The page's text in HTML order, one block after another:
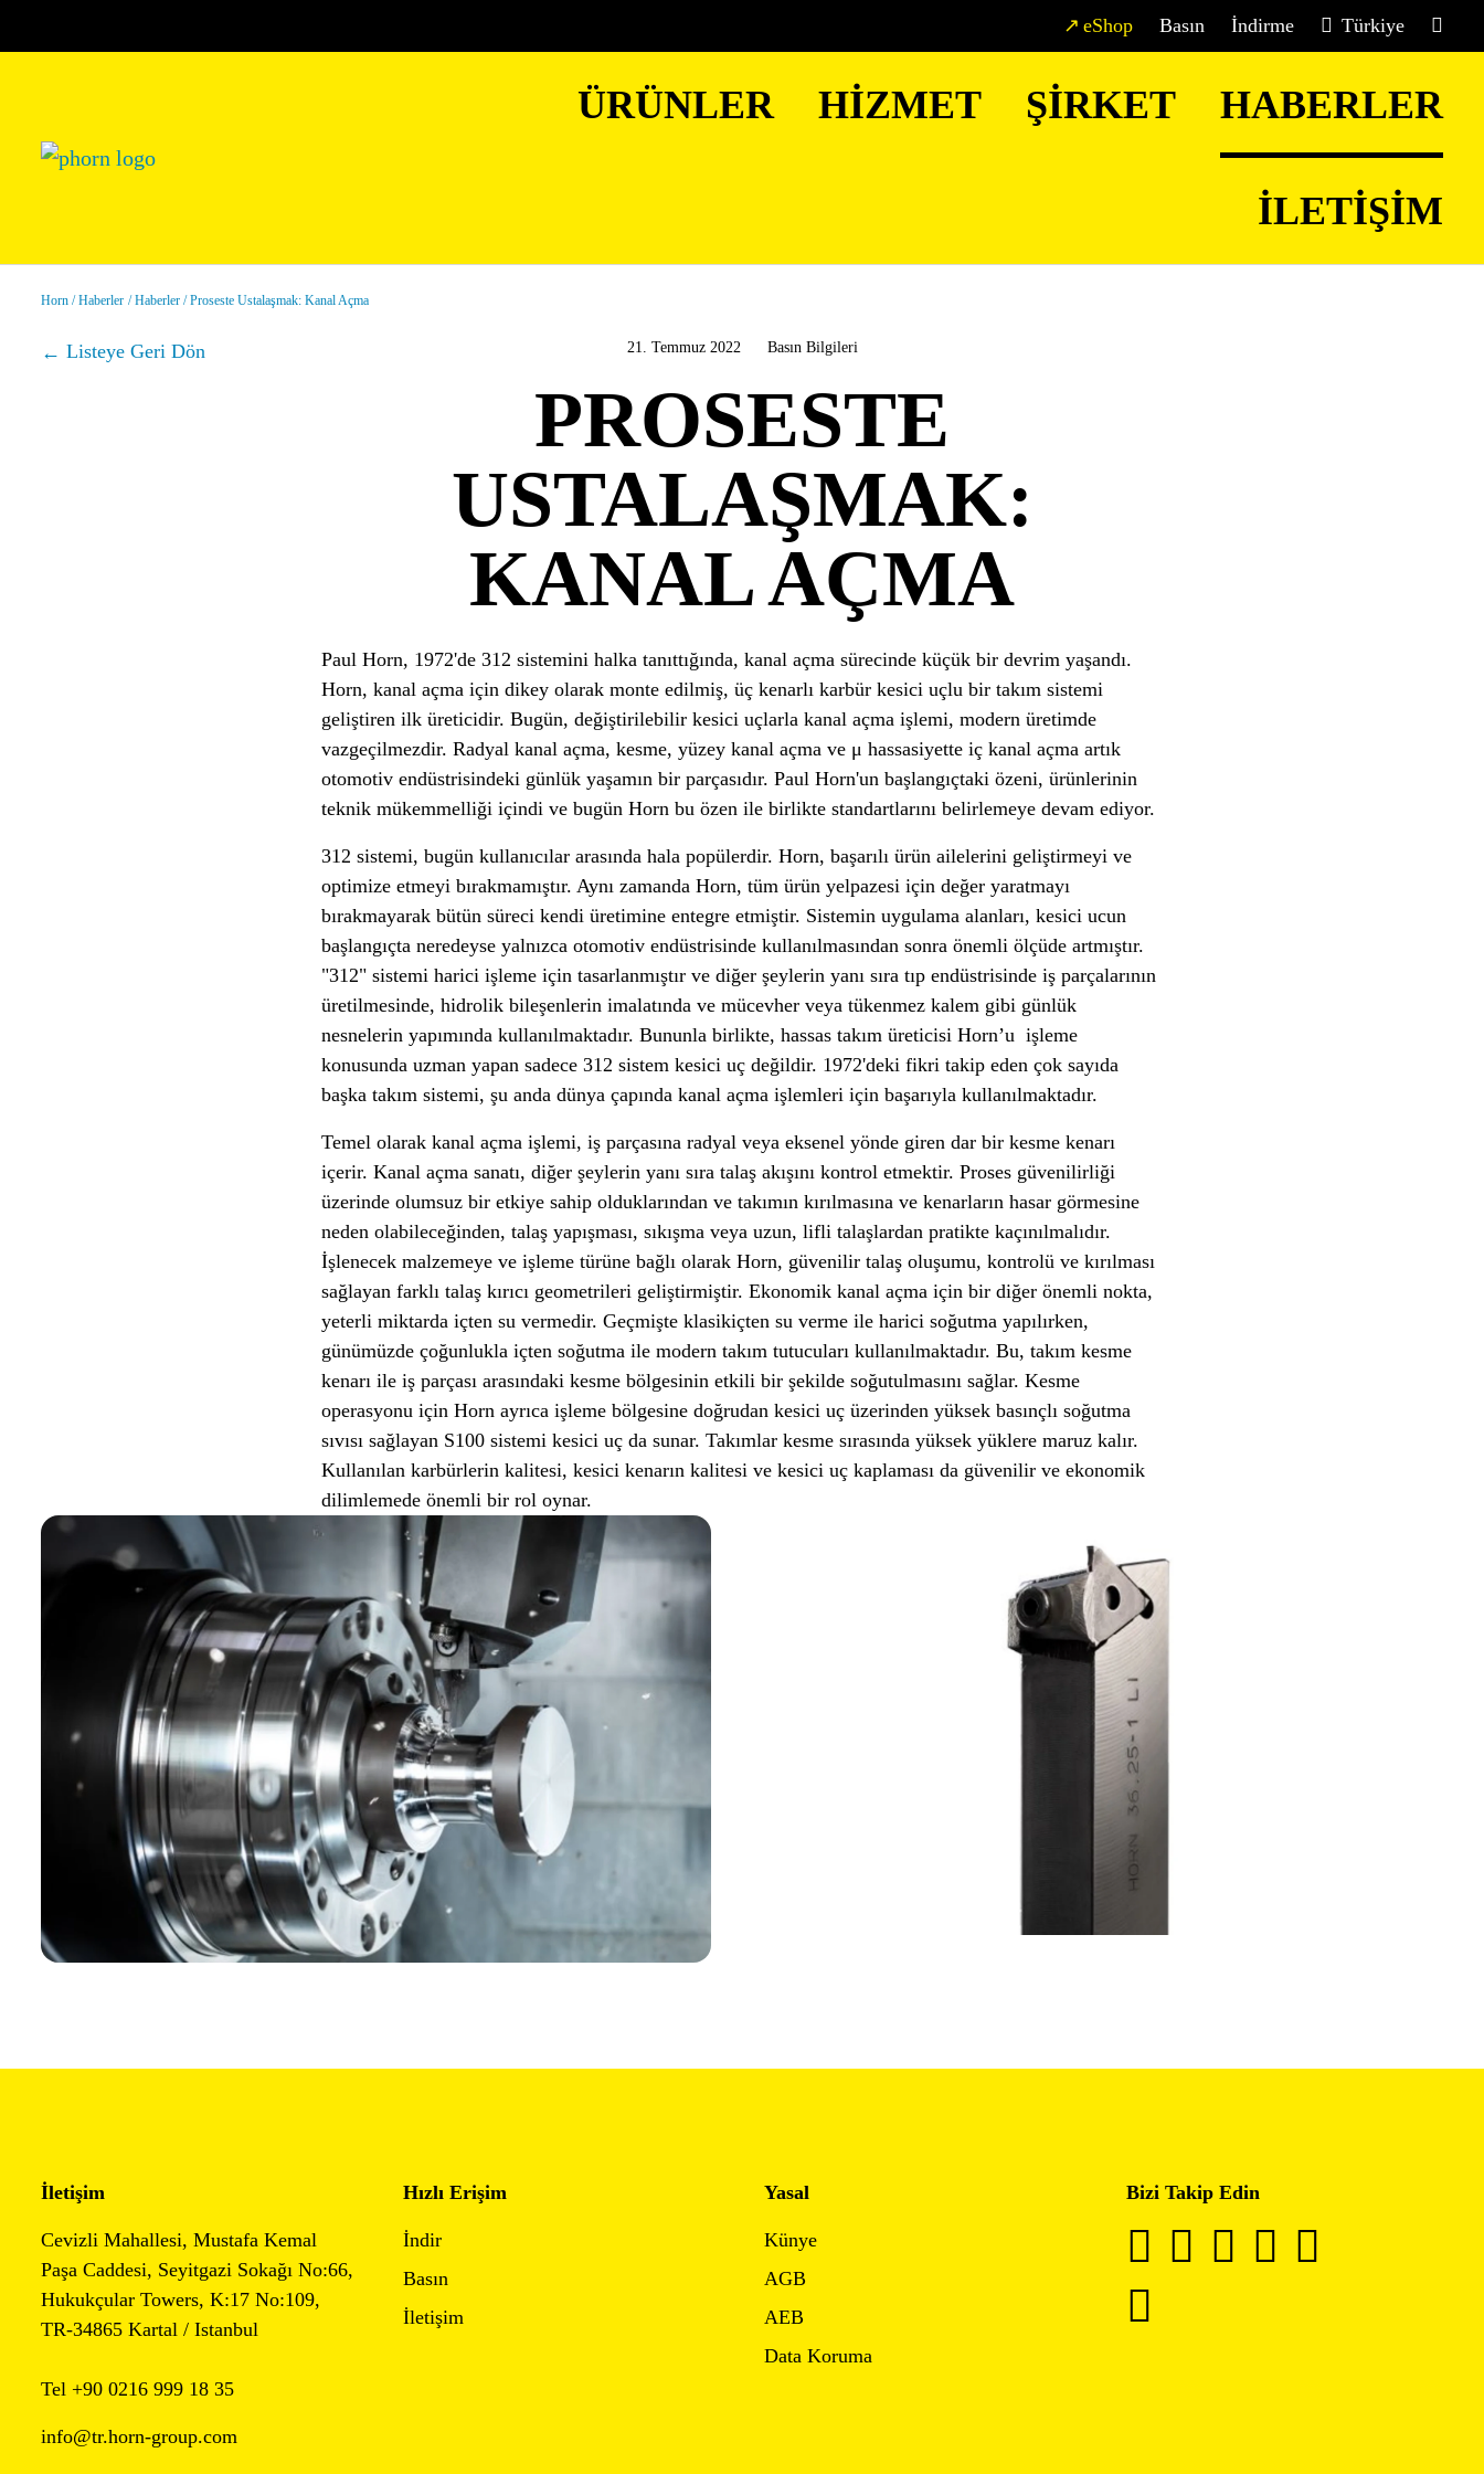
eShop Basın İndirme Türkiye
ÜRÜNLER HIZMET ŞIRKET HABERLER
İLETIŞIM
Horn Haberler Haberler Proseste Ustalaşmak: Kanal Açma
Listeye Geri Dön 21. Temmuz 2022 Basın Bilgileri
PROSESTE
USTALAŞMAK:
KANAL AÇMA
Paul Horn, 1972'de 312 sistemini halka tanıttığında, kanal açma sürecinde küçük bir devrim yaşandı.
Horn, kanal açma için dikey olarak monte edilmiş, üç kenarlı karbür kesici uçlu bir takım sistemi
geliştiren ilk üreticidir. Bugün, değiştirilebilir kesici uçlarla kanal açma işlemi, modern üretimde
vazgeçilmezdir. Radyal kanal açma, kesme, yüzey kanal açma ve μ hassasiyette iç kanal açma artık
otomotiv endüstrisindeki günlük yaşamın bir parçasıdır. Paul Horn'un başlangıçtaki özeni, ürünlerinin
teknik mükemmelliği içindi ve bugün Horn bu özen ile birlikte standartlarını belirlemeye devam ediyor.
312 sistemi, bugün kullanıcılar arasında hala popülerdir. Horn, başarılı ürün ailelerini geliştirmeyi ve
optimize etmeyi bırakmamıştır. Aynı zamanda Horn, tüm ürün yelpazesi için değer yaratmayı
bırakmayarak bütün süreci kendi üretimine entegre etmiştir. Sistemin uygulama alanları, kesici ucun
başlangıçta neredeyse yalnızca otomotiv endüstrisinde kullanılmasından sonra önemli ölçüde artmıştır.
"312" sistemi harici işleme için tasarlanmıştır ve diğer şeylerin yanı sıra tıp endüstrisinde iş parçalarının
üretilmesinde, hidrolik bileşenlerin imalatında ve mücevher veya tükenmez kalem gibi günlük
nesnelerin yapımında kullanılmaktadır. Bununla birlikte, hassas takım üreticisi Horn’u işleme
konusunda uzman yapan sadece 312 sistem kesici uç değildir. 1972'deki fikri takip eden çok sayıda
başka takım sistemi, şu anda dünya çapında kanal açma işlemleri için başarıyla kullanılmaktadır.
Temel olarak kanal açma işlemi, iş parçasına radyal veya eksenel yönde giren dar bir kesme kenarı
içerir. Kanal açma sanatı, diğer şeylerin yanı sıra talaş akışını kontrol etmektir. Proses güvenilirliği
üzerinde olumsuz bir etkiye sahip olduklarından ve takımın kırılmasına ve kenarların hasar görmesine
neden olabileceğinden, talaş yapışması, sıkışma veya uzun, lifli talaşlardan pratikte kaçınılmalıdır.
İşlenecek malzemeye ve işleme türüne bağlı olarak Horn, güvenilir talaş oluşumu, kontrolü ve kırılması
sağlayan farklı talaş kırıcı geometrileri geliştirmiştir. Ekonomik kanal açma için bir diğer önemli nokta,
yeterli miktarda içten su vermedir. Geçmişte klasikiçten su verme ile harici soğutma yapılırken,
günümüzde çoğunlukla içten soğutma ile modern takım tutucuları kullanılmaktadır. Bu, takım kesme
kenarı ile iş parçası arasındaki kesme bölgesinin etkili bir şekilde soğutulmasını sağlar. Kesme
operasyonu için Horn ayrıca işleme bölgesine doğrudan kesici uç üzerinden yüksek basınçlı soğutma
sıvısı sağlayan S100 sistemi kesici uç da sunar. Takımlar kesme sırasında yüksek yüklere maruz kalır.
Kullanılan karbürlerin kalitesi, kesici kenarın kalitesi ve kesici uç kaplaması da güvenilir ve ekonomik
dilimlemede önemli bir rol oynar.
İletişim
Cevizli Mahallesi, Mustafa Kemal
Paşa Caddesi, Seyitgazi Sokağı No:66,
Hukukçular Towers, K:17 No:109,
TR-34865 Kartal / Istanbul
Tel +90 0216 999 18 35
info@tr.horn-group.com
Hızlı Erişim
İndir
Basın
İletişim
Yasal
Künye
AGB
AEB
Data Koruma
Bizi Takip Edin